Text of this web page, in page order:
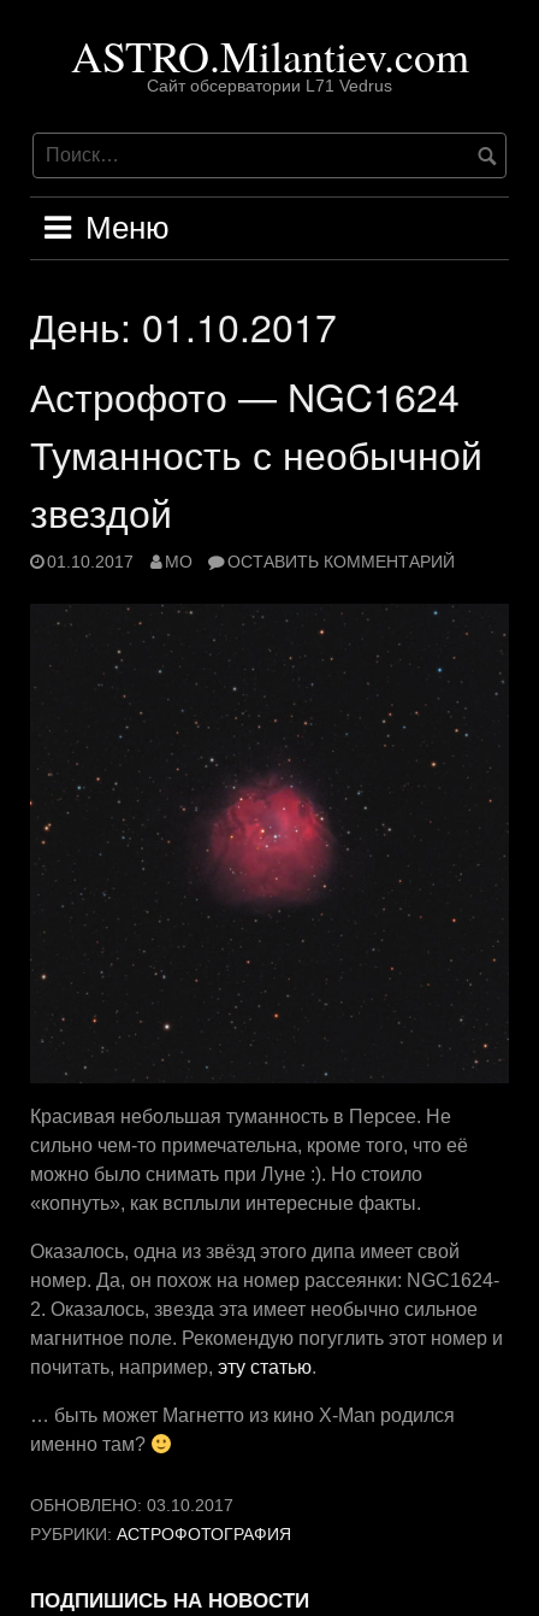
содержимомуASTRO.Milantiev.com
Сайт обсерватории L71 Vedrus
Меню
День: 01.10.2017
Астрофото — NGC1624
Туманность с необычной
звездой
01.10.2017 MO ОСТАВИТЬ КОММЕНТАРИЙ
Красивая небольшая туманность в Персее. Не
сильно чем-то примечательна, кроме того, что её
можно было снимать при Луне :). Но стоило
«копнуть», как всплыли интересные факты.
Оказалось, одна из звёзд этого дипа имеет свой
номер. Да, он похож на номер рассеянки: NGC1624-
2. Оказалось, звезда эта имеет необычно сильное
магнитное поле. Рекомендую погуглить этот номер и
почитать, например, эту статью.
… быть может Магнетто из кино X-Man родился
именно там?
ОБНОВЛЕНО: 03.10.2017
РУБРИКИ: АСТРОФОТОГРАФИЯ
ПОДПИШИСЬ НА НОВОСТИ